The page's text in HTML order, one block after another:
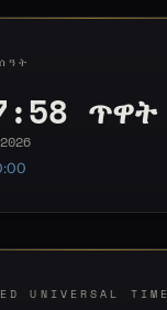
ጥዋት
UNIVERSAL TIME